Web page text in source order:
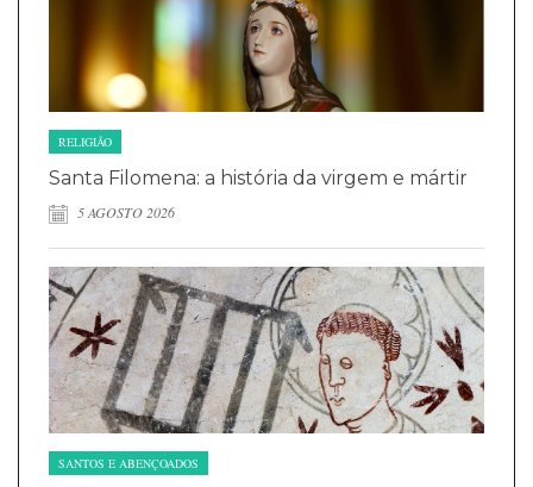
RELIGIÃO
Santa Filomena: a história da virgem e mártir
5 AGOSTO 2026
SANTOS E ABENÇOADOS